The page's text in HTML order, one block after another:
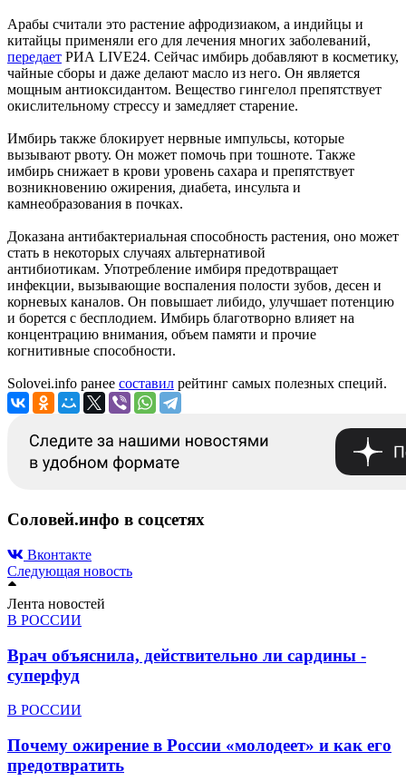
Арабы считали это растение афродизиаком, а индийцы и
китайцы применяли его для лечения многих заболеваний,
передает РИА LIVE24. Сейчас имбирь добавляют в косметику,
чайные сборы и даже делают масло из него. Он является
мощным антиоксидантом. Вещество гингелол препятствует
окислительному стрессу и замедляет старение.
Имбирь также блокирует нервные импульсы, которые
вызывают рвоту. Он может помочь при тошноте. Также
имбирь снижает в крови уровень сахара и препятствует
возникновению ожирения, диабета, инсульта и
камнеобразования в почках.
Доказана антибактериальная способность растения, оно может
стать в некоторых случаях альтернативой
антибиотикам. Употребление имбиря предотвращает
инфекции, вызывающие воспаления полости зубов, десен и
корневых каналов. Он повышает либидо, улучшает потенцию
и борется с бесплодием. Имбирь благотворно влияет на
концентрацию внимания, объем памяти и прочие
когнитивные способности.
Solovei.info ранее составил рейтинг самых полезных специй.
Соловей.инфо в соцсетях
Вконтакте
Следующая новость
Лента новостей
В РОССИИ
Врач объяснила, действительно ли сардины -
суперфуд
В РОССИИ
Почему ожирение в России «молодеет» и как его
предотвратить